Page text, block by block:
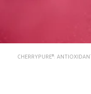
CHERRYPURE®: